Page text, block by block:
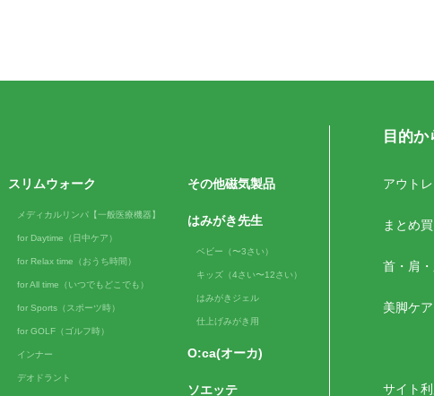
スリムウォーク
メディカルリンパ【一般医療機器】
for Daytime（日中ケア）
for Relax time（おうち時間）
for All time（いつでもどこでも）
for Sports（スポーツ時）
for GOLF（ゴルフ時）
インナー
デオドラント
その他磁気製品
はみがき先生
ベビー（〜3さい）
キッズ（4さい〜12さい）
はみがきジェル
仕上げみがき用
O:ca(オーカ)
ソエッテ
目的
アウト
まとめ
首・肩
美脚ケア
サイト